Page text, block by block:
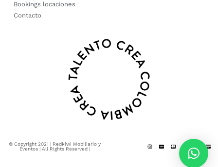
Bookings locaciones
Contacto
© Copyright 2021 | Redkiwi Mobiliario y
Eventos | All Rights Reserved |